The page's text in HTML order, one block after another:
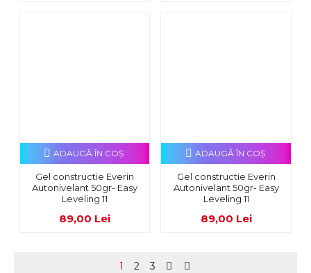
Gel constructie Everin
Autonivelant 50gr- Easy
Leveling 11
89,00 Lei
ADAUGĂ ÎN COŞ
Gel constructie Everin
Autonivelant 50gr- Easy
Leveling 11
89,00 Lei
ADAUGĂ ÎN COŞ
1 2
3